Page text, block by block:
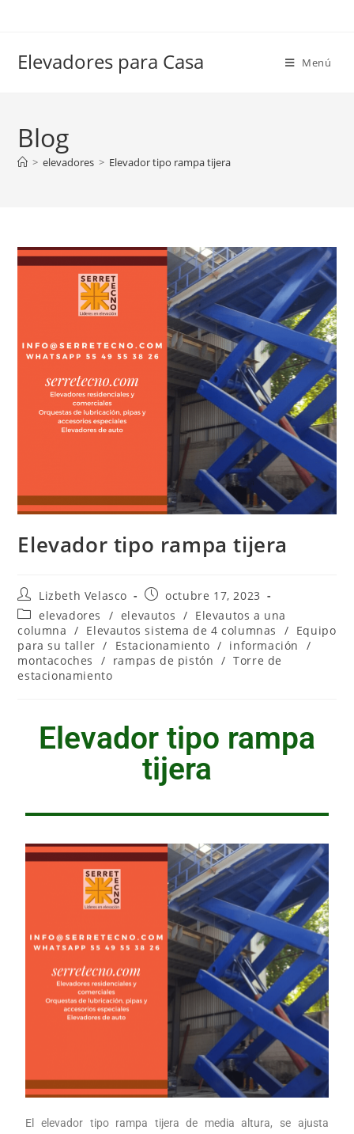
Elevadores para Casa Menú
Blog
> elevadores > Elevador tipo rampa tijera
Elevador tipo rampa tijera
Lizbeth Velasco
octubre 17, 2023
elevadores
/ elevautos / Elevautos a una
columna / Elevautos sistema de 4 columnas / Equipo
para su taller / Estacionamiento / información
/
montacoches
/ rampas de pistón / Torre de
estacionamiento
Elevador tipo rampa
tijera
El elevador tipo rampa tijera de media altura, se ajusta